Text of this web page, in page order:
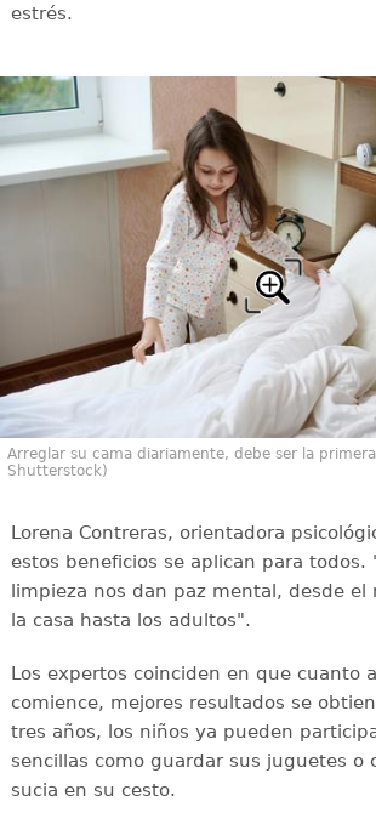
estrés.
Arreglar su cama diariamente, debe ser la
Shutterstock)
Lorena Contreras, orientadora
estos beneficios se aplican para todos.
limpieza nos dan paz mental, desde el
la casa hasta los adultos".
Los expertos coinciden en que cuanto
comience, mejores resultados se
tres años, los niños ya pueden
sencillas como guardar sus juguetes o
sucia en su cesto.